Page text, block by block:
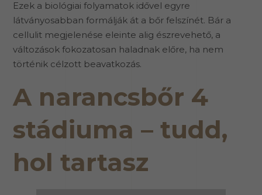
Ezek a biológiai folyamatok idővel egyre
látványosabban formálják át a bőr felszínét. Bár a
cellulit megjelenése eleinte alig észrevehető, a
változások fokozatosan haladnak előre, ha nem
történik célzott beavatkozás.
A narancsbőr 4
stádiuma – tudd,
hol tartasz